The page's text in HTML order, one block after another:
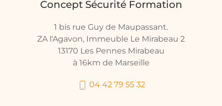
Concept Sécurité Formation
1 bis rue Guy de Maupassant.
ZA l'Agavon, Immeuble Le Mirabeau 2
13170 Les Pennes Mirabeau
à 16km de Marseille
04 42 79 55 32